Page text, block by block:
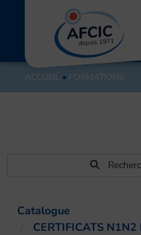
ACCUEIL ● FORMATIONS
Catalogue
CERTIFICATS N1N2